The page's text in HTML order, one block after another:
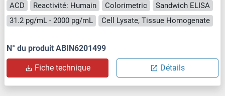
ACD Reactivité: Humain Colorimetric
Sandwich ELISA
31.2 pg/mL - 2000 pg/mL
Cell Lysate, Tissue Homogenate
N° du produit ABIN6201499
Fiche technique Détails